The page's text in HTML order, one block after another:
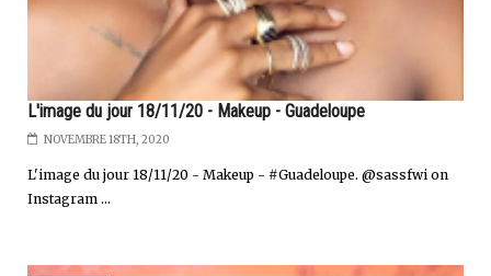
L'image du jour 18/11/20 - Makeup - Guadeloupe
NOVEMBRE 18TH, 2020
L'image du jour 18/11/20 - Makeup - #Guadeloupe. @sassfwi on
Instagram ...